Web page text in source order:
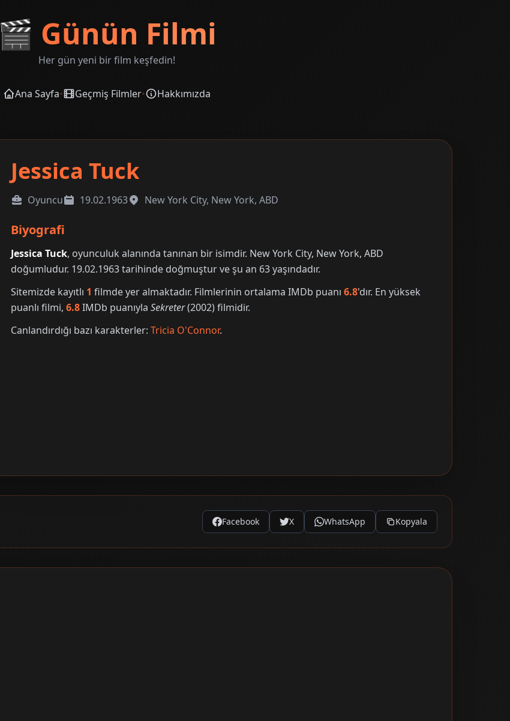
🎬 Günün Filmi
Her gün yeni bir film keşfedin!
Ana Sayfa• Geçmiş Filmler• Hakkımızda
Jessica Tuck
Oyuncu 19.02.1963 New York City, New York, ABD
Biyografi
Jessica Tuck, oyunculuk alanında tanınan bir isimdir. New York City, New York, ABD
doğumludur. 19.02.1963 tarihinde doğmuştur ve şu an 63 yaşındadır.
Sitemizde kayıtlı 1 filmde yer almaktadır. Filmlerinin ortalama IMDb puanı6.8'dır. En yüksek
puanlı filmi,6.8IMDb puanıylaSekreter(2002) filmidir.
Canlandırdığı bazı karakterler:Tricia O'Connor.
Facebook X WhatsApp Kopyala